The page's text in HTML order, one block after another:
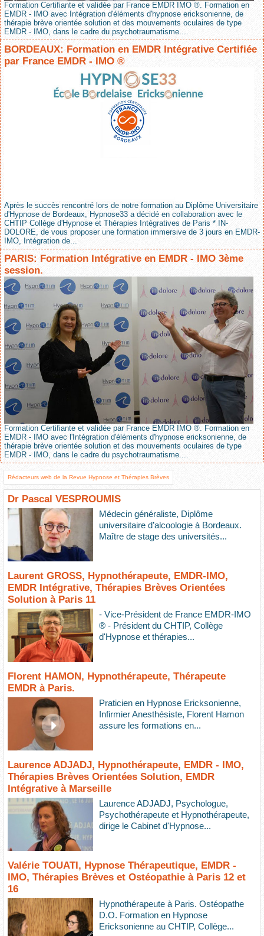
Formation Certifiante et validée par France EMDR IMO ®. Formation en
EMDR - IMO avec Intégration d'éléments d'hypnose ericksonienne, de
thérapie brève orientée solution et des mouvements oculaires de type
EMDR - IMO, dans le cadre du psychotraumatisme....
BORDEAUX: Formation en EMDR Intégrative Certifiée
par France EMDR - IMO ®
Après le succès rencontré lors de notre formation au Diplôme Universitaire
d'Hypnose de Bordeaux, Hypnose33 a décidé en collaboration avec le
CHTIP Collège d'Hypnose et Thérapies Intégratives de Paris * IN-
DOLORE, de vous proposer une formation immersive de 3 jours en EMDR-
IMO, Intégration de...
PARIS: Formation Intégrative en EMDR - IMO 3ème
session.
Formation Certifiante et validée par France EMDR IMO ®. Formation en
EMDR - IMO avec l'Intégration d'éléments d'hypnose ericksonienne, de
thérapie brève orientée solution et des mouvements oculaires de type
EMDR - IMO, dans le cadre du psychotraumatisme....
Rédacteurs web de la Revue Hypnose et Thérapies Brèves
Dr Pascal VESPROUMIS
Médecin généraliste, Diplôme
universitaire d’alcoologie à Bordeaux.
Maître de stage des universités...
Laurent GROSS, Hypnothérapeute, EMDR-IMO,
EMDR Intégrative, Thérapies Brèves Orientées
Solution à Paris 11
- Vice-Président de France EMDR-IMO
® - Président du CHTIP, Collège
d'Hypnose et thérapies...
Florent HAMON, Hypnothérapeute, Thérapeute
EMDR à Paris.
Praticien en Hypnose Ericksonienne,
Infirmier Anesthésiste, Florent Hamon
assure les formations en...
Laurence ADJADJ, Hypnothérapeute, EMDR - IMO,
Thérapies Brèves Orientées Solution, EMDR
Intégrative à Marseille
Laurence ADJADJ, Psychologue,
Psychothérapeute et Hypnothérapeute,
dirige le Cabinet d'Hypnose...
Valérie TOUATI, Hypnose Thérapeutique, EMDR -
IMO, Thérapies Brèves et Ostéopathie à Paris 12 et
16
Hypnothérapeute à Paris. Ostéopathe
D.O. Formation en Hypnose
Ericksonienne au CHTIP, Collège...